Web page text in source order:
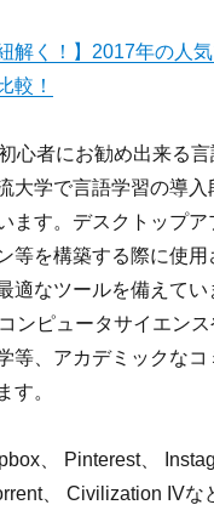
解く！】2017年の人
較！
心者にお勧め出来る
大学で言語学習の導入
ます。デスクトップア
等を構築する際に使用
適なツールを備えてい
ンピュータサイエン
等、アカデミックな
す。
、 Pinterest、
、 Civilization IVな